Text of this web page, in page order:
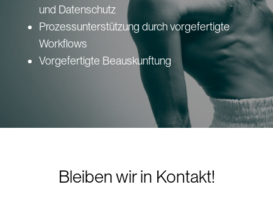
und Datenschutz
Prozessunterstützung durch vorgefertigte
Workflows
Vorgefertigte Beauskunftung
Bleiben wir in Kontakt!